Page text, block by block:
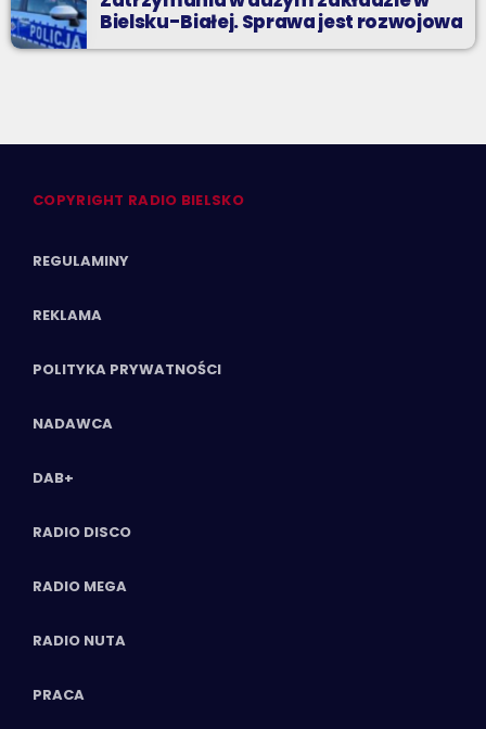
Bielsku-Białej. Sprawa jest rozwojowa
COPYRIGHT RADIO BIELSKO
REGULAMINY
REKLAMA
POLITYKA PRYWATNOŚCI
NADAWCA
DAB+
RADIO DISCO
RADIO MEGA
RADIO NUTA
PRACA